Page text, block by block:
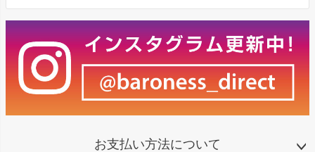
お支払い方法について